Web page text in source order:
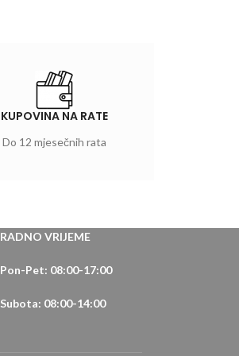
KUPOVINA NA RATE
Do 12 mjesečnih rata
RADNO VRIJEME
Pon-Pet: 08:00-17:00
Subota: 08:00-14:00